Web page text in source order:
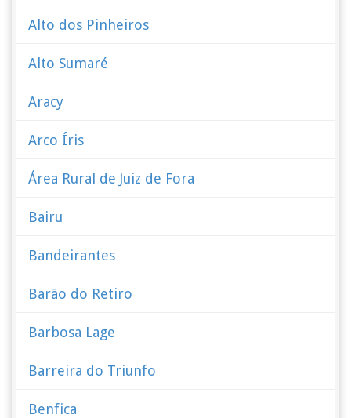
Alto dos Pinheiros
Alto Sumaré
Aracy
Arco Íris
Área Rural de Juiz de Fora
Bairu
Bandeirantes
Barão do Retiro
Barbosa Lage
Barreira do Triunfo
Benfica